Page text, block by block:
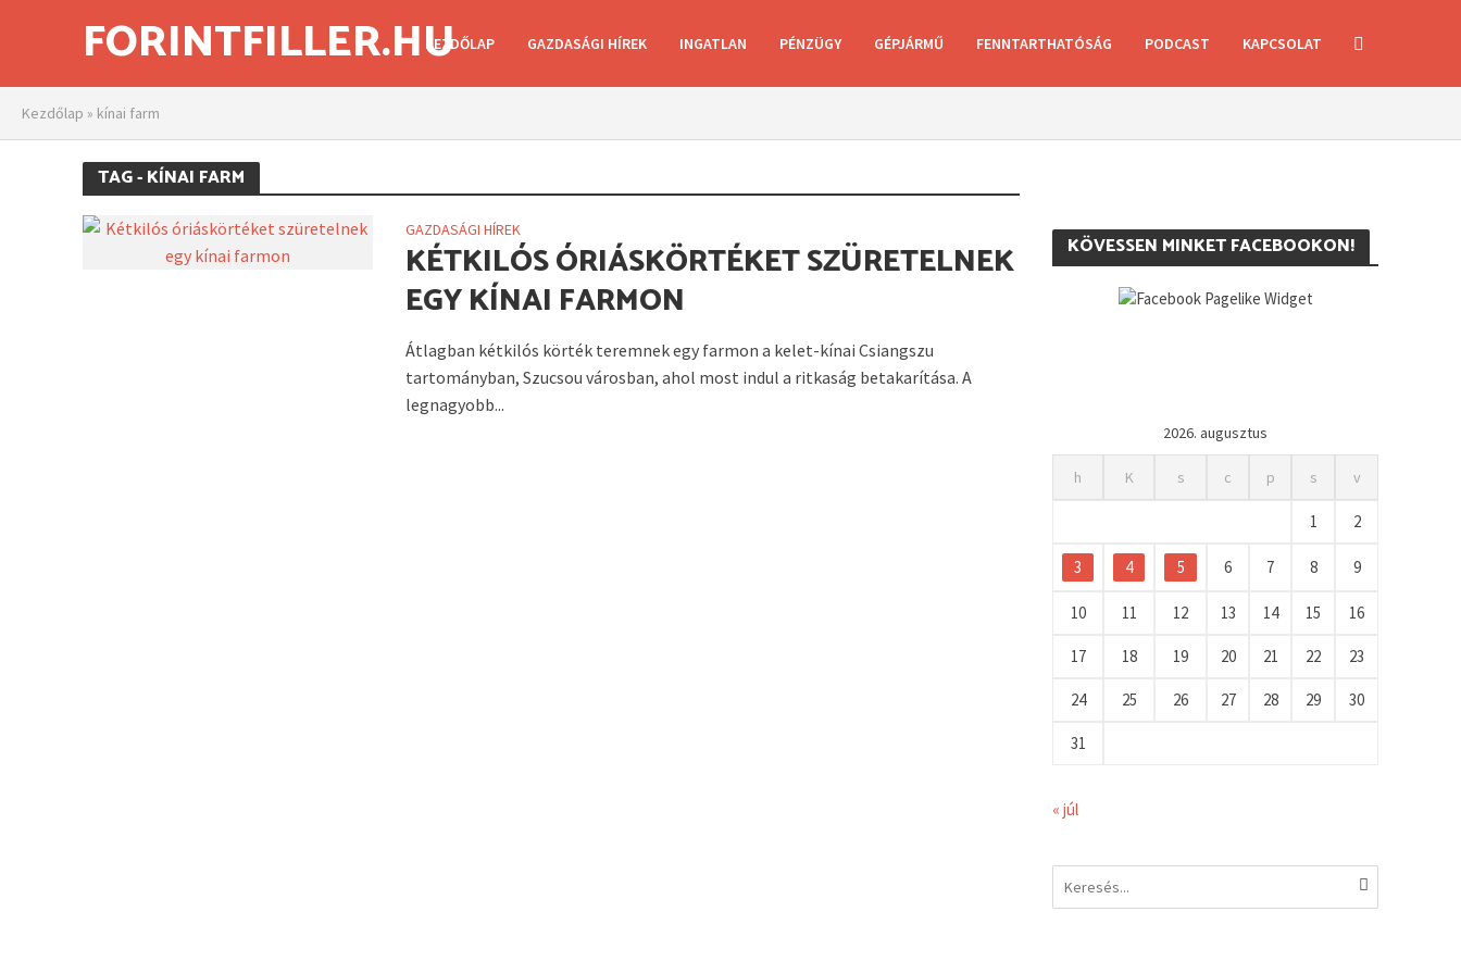
FORINTFILLER.HUKEZDŐLAP GAZDASÁGI HÍREK INGATLAN PÉNZÜGY GÉPJÁRMŰ FENNTARTHATÓSÁG PODCAST KAPCSOLAT
Kezdőlap » kínai farm
TAG - KÍNAI FARM
GAZDASÁGI HÍREK
KÉTKILÓS ÓRIÁSKÖRTÉKET SZÜRETELNEK
EGY KÍNAI FARMON
Átlagban kétkilós körték teremnek egy farmon a kelet-kínai Csiangszu
tartományban, Szucsou városban, ahol most indul a ritkaság betakarítása. A
legnagyobb...
KÖVESSEN MINKET FACEBOOKON!
2026. augusztus
h K s c p s v
1 2
3 4 5 6 7 8 9
10 11 12 13 14 15 16
17 18 19 20 21 22 23
24 25 26 27 28 29 30
31
« júl